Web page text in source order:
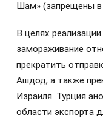
Шам» (запрещены
В целях
замораживание
прекратить
Ашдод, а также
Израиля. Турция
области экспорта